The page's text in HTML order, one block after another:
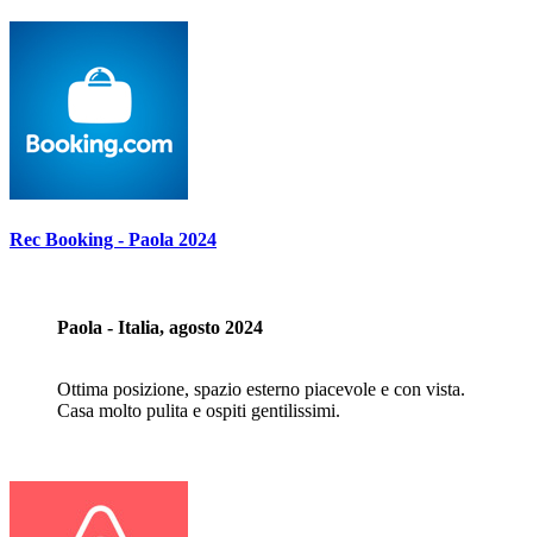
Rec Booking - Paola 2024
Paola - Italia, agosto 2024
Ottima posizione, spazio esterno piacevole e con vista.
Casa molto pulita e ospiti gentilissimi.